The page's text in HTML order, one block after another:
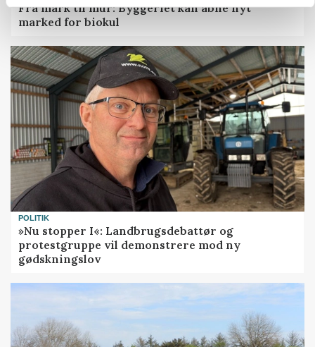
Fra mark til mur: Byggeriet kan åbne nyt
marked for biokul
POLITIK
»Nu stopper I«: Landbrugsdebattør og
protestgruppe vil demonstrere mod ny
gødskningslov